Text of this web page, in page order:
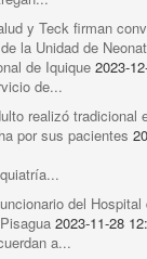
y Teck firman
la Unidad de
de Iquique 2023-
de...
realizó tradicional
por sus pacientes
del Hospital
2023-11-28
a...